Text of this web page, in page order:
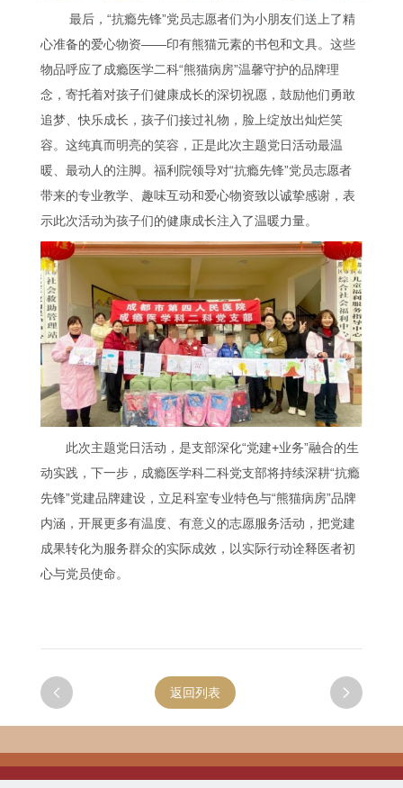
最后，“抗瘾先锋”党员志愿者们为小朋友们送上了精
心准备的爱心物资——印有熊猫元素的书包和文具。这些
物品呼应了成瘾医学二科“熊猫病房”温馨守护的品牌理
念，寄托着对孩子们健康成长的深切祝愿，鼓励他们勇敢
追梦、快乐成长，孩子们接过礼物，脸上绽放出灿烂笑
容。这纯真而明亮的笑容，正是此次主题党日活动最温
暖、最动人的注脚。福利院领导对“抗瘾先锋”党员志愿者
带来的专业教学、趣味互动和爱心物资致以诚挚感谢，表
示此次活动为孩子们的健康成长注入了温暖力量。
此次主题党日活动，是支部深化“党建+业务”融合的生
动实践，下一步，成瘾医学科二科党支部将持续深耕“抗瘾
先锋”党建品牌建设，立足科室专业特色与“熊猫病房”品牌
内涵，开展更多有温度、有意义的志愿服务活动，把党建
成果转化为服务群众的实际成效，以实际行动诠释医者初
心与党员使命。
 
返回列表